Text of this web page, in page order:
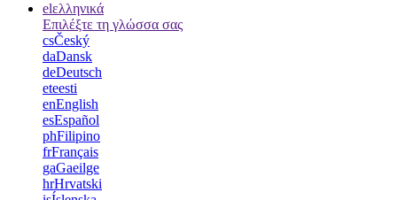
elελληνικά
Επιλέξτε τη γλώσσα σας
csČeský
daDansk
deDeutsch
eteesti
enEnglish
esEspañol
phFilipino
frFrançais
gaGaeilge
hrHrvatski